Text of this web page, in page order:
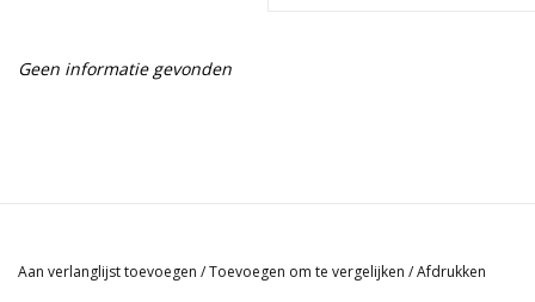
Geen informatie gevonden
Aan verlanglijst toevoegen /Toevoegen om te vergelijken /Afdrukken